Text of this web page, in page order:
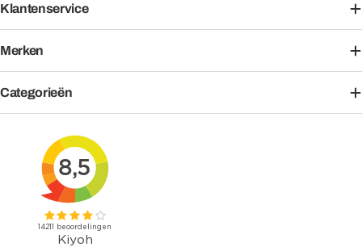
Klantenservice
Merken
Categorieën